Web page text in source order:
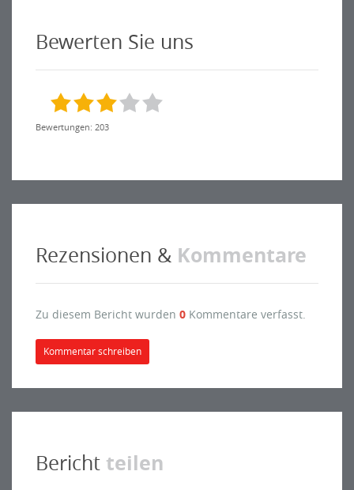
Bewerten Sie uns
Bewertungen: 203
Rezensionen & Kommentare
Zu diesem Bericht wurden 0 Kommentare verfasst.
Kommentar schreiben
Bericht teilen